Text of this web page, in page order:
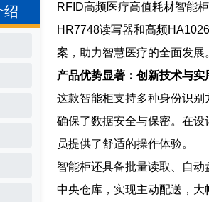
绍
RFID高频医疗高值耗材智能
HR7748读写器和高频
案，助力智慧医疗的全面发展
产品优势显著：创新技术与实
这款智能柜支持多种身份识
确保了数据安全与保密。在
员提供了舒适的操作体验。
智能柜还具备批量读取、自
中央仓库，实现主动配送，